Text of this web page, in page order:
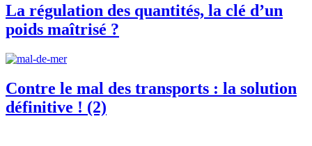
La régulation des quantités, la clé d’un
poids maîtrisé ?
Contre le mal des transports : la solution
définitive ! (2)